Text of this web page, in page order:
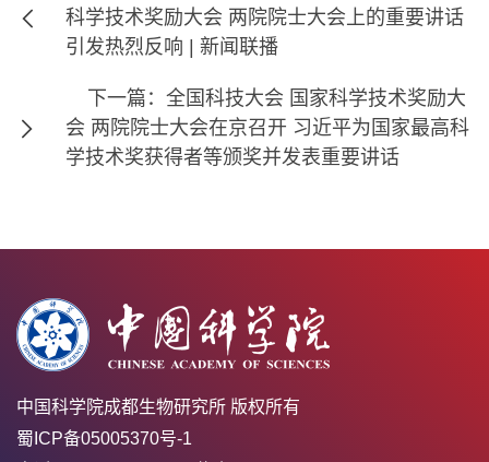
科学技术奖励大会 两院院士大会上的重要讲话
引发热烈反响 | 新闻联播
下一篇：全国科技大会 国家科学技术奖励大
会 两院院士大会在京召开 习近平为国家最高科
学技术奖获得者等颁奖并发表重要讲话
中国科学院成都生物研究所 版权所有
蜀ICP备05005370号-1